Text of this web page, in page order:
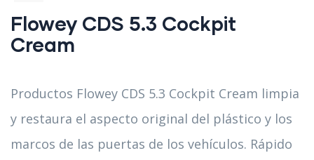
Flowey CDS 5.3 Cockpit
Cream
Productos Flowey CDS 5.3 Cockpit Cream limpia
y restaura el aspecto original del plástico y los
marcos de las puertas de los vehículos. Rápido